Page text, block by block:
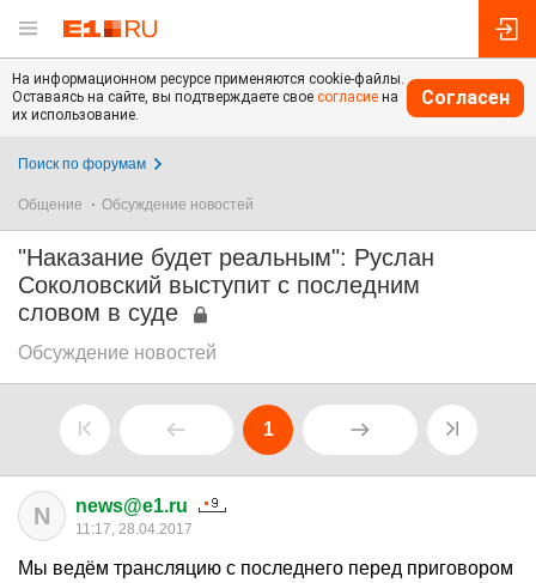
На информационном ресурсе применяются cookie-файлы.
Оставаясь на сайте, вы подтверждаете свое согласие на
их использование.
Согласен
Поиск по форумам
Общение Обсуждение новостей
"Наказание будет реальным": Руслан
Соколовский выступит с последним
словом в суде
Обсуждение новостей
1
N news@e1.ru
11:17, 28.04.2017
Мы ведём трансляцию с последнего перед приговором